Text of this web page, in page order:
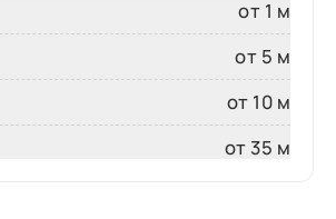
от 1 м
от 5 м
от 10 м
от 35 м